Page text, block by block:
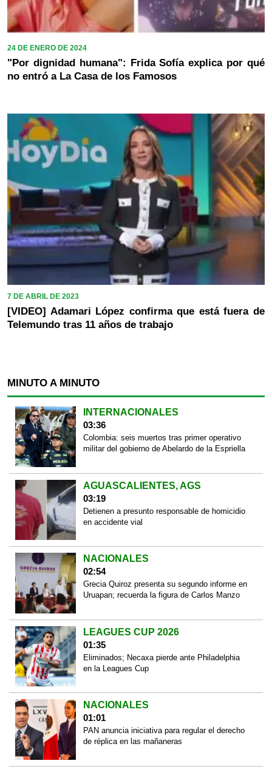
24 DE ENERO DE 2024
"Por dignidad humana": Frida Sofía explica por qué
no entró a La Casa de los Famosos
7 DE ABRIL DE 2023
[VIDEO] Adamari López confirma que está fuera de
Telemundo tras 11 años de trabajo
MINUTO A MINUTO
INTERNACIONALES
03:36
Colombia: seis muertos tras primer operativo
militar del gobierno de Abelardo de la Espriella
AGUASCALIENTES, AGS
03:19
Detienen a presunto responsable de homicidio
en accidente vial
NACIONALES
02:54
Grecia Quiroz presenta su segundo informe en
Uruapan; recuerda la figura de Carlos Manzo
LEAGUES CUP 2026
01:35
Eliminados; Necaxa pierde ante Philadelphia
en la Leagues Cup
NACIONALES
01:01
PAN anuncia iniciativa para regular el derecho
de réplica en las mañaneras